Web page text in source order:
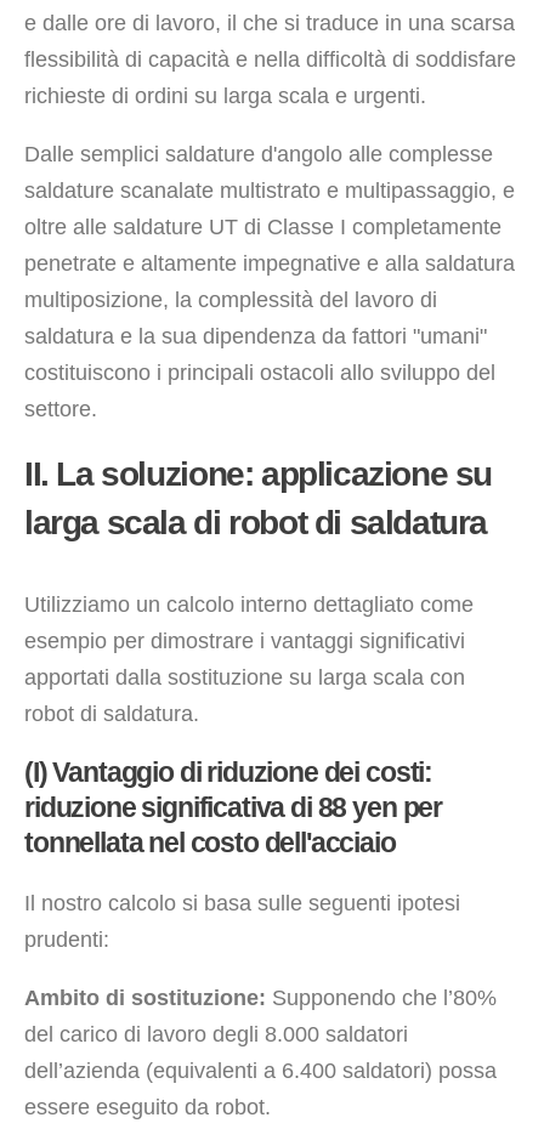
e dalle ore di lavoro, il che si traduce in una scarsa
flessibilità di capacità e nella difficoltà di soddisfare
richieste di ordini su larga scala e urgenti.
Dalle semplici saldature d'angolo alle complesse
saldature scanalate multistrato e multipassaggio, e
oltre alle saldature UT di Classe I completamente
penetrate e altamente impegnative e alla saldatura
multiposizione, la complessità del lavoro di
saldatura e la sua dipendenza da fattori "umani"
costituiscono i principali ostacoli allo sviluppo del
settore.
II. La soluzione: applicazione su
larga scala di robot di saldatura
Utilizziamo un calcolo interno dettagliato come
esempio per dimostrare i vantaggi significativi
apportati dalla sostituzione su larga scala con
robot di saldatura.
(I) Vantaggio di riduzione dei costi:
riduzione significativa di 88 yen per
tonnellata nel costo dell'acciaio
Il nostro calcolo si basa sulle seguenti ipotesi
prudenti:
Ambito di sostituzione: Supponendo che l’80%
del carico di lavoro degli 8.000 saldatori
dell’azienda (equivalenti a 6.400 saldatori) possa
essere eseguito da robot.